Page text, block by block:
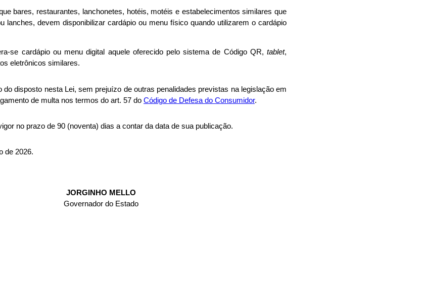
bares, restaurantes, lanchonetes, hotéis, motéis e estabelecimentos similares que
lanches, devem disponibilizar cardápio ou menu físico quando utilizarem o cardápio
se cardápio ou menu digital aquele oferecido pelo sistema de Código QR, tablet,
eletrônicos similares.
do disposto nesta Lei, sem prejuízo de outras penalidades previstas na legislação em
de multa nos termos do art. 57 do Código de Defesa do Consumidor.
no prazo de 90 (noventa) dias a contar da data de sua publicação.
de 2026.
JORGINHO MELLO
Governador do Estado